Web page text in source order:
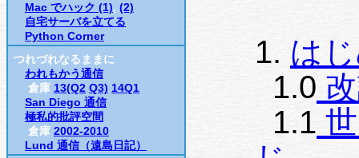
Mac でハック (1), (2)
自宅サーバを立てる
Python Corner
つれづれなるままに
われもかう通信
倉庫 13(Q2 Q3) 14Q1
San Diego 通信
極私的批評空間
倉庫 2002-2010
Lund 通信（遠島日記）
1. は
1.0
1.1